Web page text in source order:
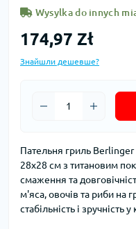
Wysylka do innych
174,97 Zł
Знайшли дешевше?
Пательня гриль
28x28 см з титановим
смаження та
м'яса, овочів та риби на
стабільність і зручність